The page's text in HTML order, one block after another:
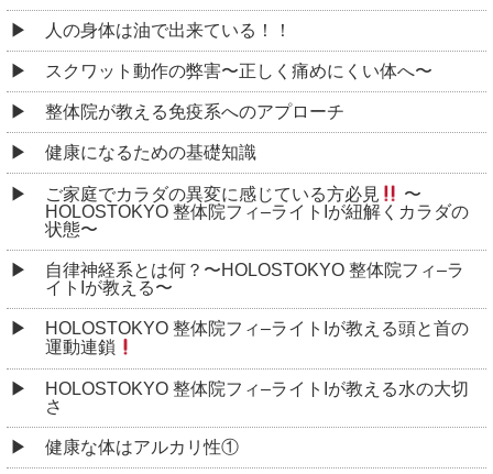
人の身体は油で出来ている！！
スクワット動作の弊害〜正しく痛めにくい体へ〜
整体院が教える免疫系へのアプローチ
健康になるための基礎知識
ご家庭でカラダの異変に感じている方必見
〜
HOLOSTOKYO 整体院フィ–ライトIが紐解くカラダの
状態〜
自律神経系とは何？〜HOLOSTOKYO 整体院フィ–ラ
イトIが教える〜
HOLOSTOKYO 整体院フィ–ライトIが教える頭と首の
運動連鎖
HOLOSTOKYO 整体院フィ–ライトIが教える水の大切
さ
健康な体はアルカリ性①